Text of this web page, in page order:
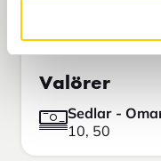
Valörer
Sedlar -
10, 50